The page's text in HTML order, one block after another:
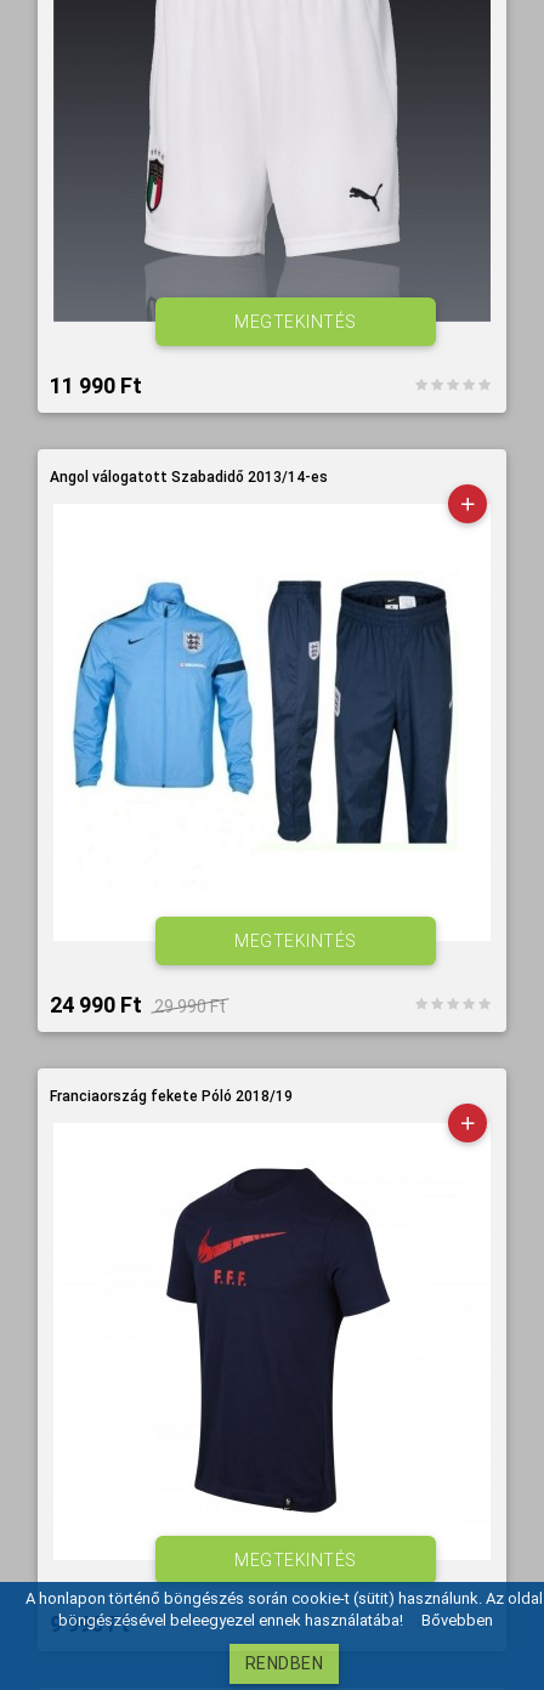
11 990 Ft‎
MEGTEKINTÉS
Angol válogatott Szabadidő 2013/14-es
24 990 Ft‎ 29 990 Ft‎
MEGTEKINTÉS
Franciaország fekete Póló 2018/19
9 990 Ft‎
MEGTEKINTÉS
A honlapon történő böngészés során cookie-t (sütit) használunk. Az oldal
böngészésével beleegyezel ennek használatába! Bővebben
RENDBEN